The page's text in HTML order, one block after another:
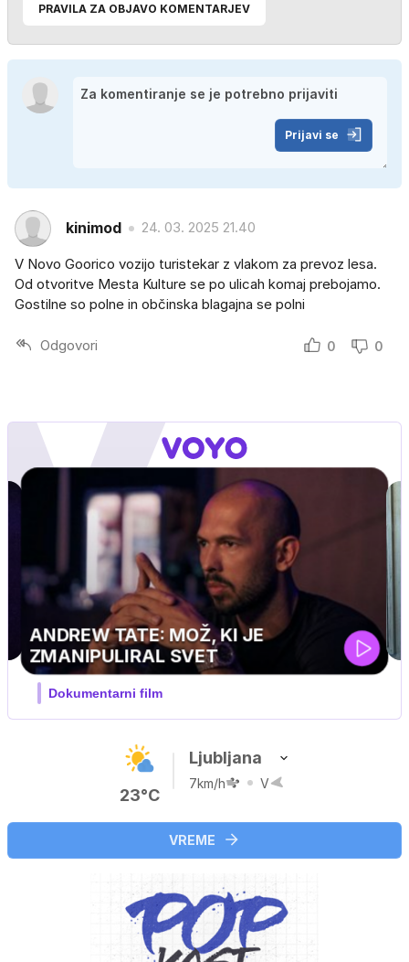
PRAVILA ZA OBJAVO KOMENTARJEV
Prijavi se
kinimod 24. 03. 2025 21.40
V Novo Goorico vozijo turistekar z vlakom za prevoz lesa.
Od otvoritve Mesta Kulture se po ulicah komaj prebojamo.
Gostilne so polne in občinska blagajna se polni
Odgovori 0 0
23°C
Ljubljana
7km/h V
VREME